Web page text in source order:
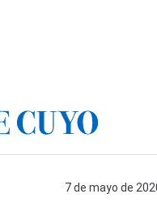
7 de mayo de